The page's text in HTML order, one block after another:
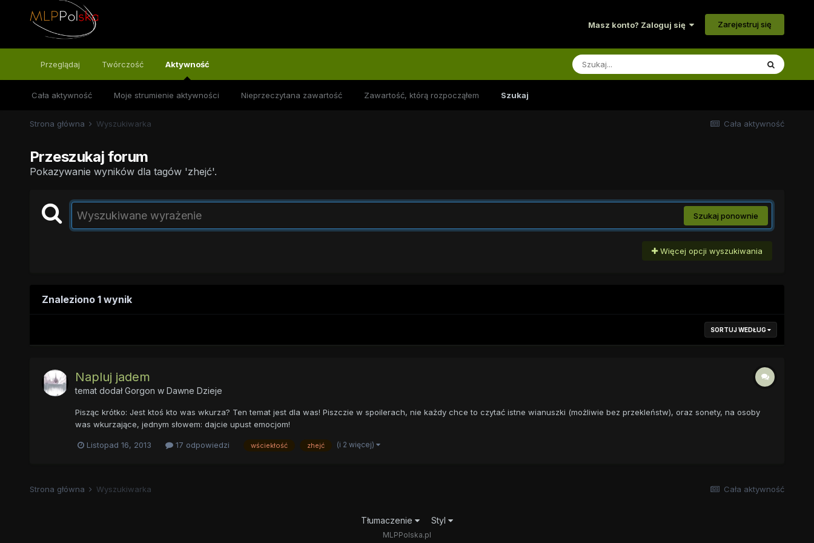
Masz konto? Zaloguj się Zarejestruj się
Przeglądaj Twórczość Aktywność
Cała aktywność Moje strumienie aktywności Nieprzeczytana zawartość Zawartość, którą rozpocząłem Szukaj
Cała aktywność
Strona główna Wyszukiwarka
Przeszukaj forum
Pokazywanie wyników dla tagów 'zhejć'.
Szukaj ponownie
Więcej opcji wyszukiwania
Znaleziono 1 wynik
SORTUJ WEDŁUG
Napluj jadem
temat dodałGorgon w Dawne Dzieje
Pisząc krótko: Jest ktoś kto was wkurza? Ten temat jest dla was! Piszczie w spoilerach, nie każdy chce to czytać istne wianuszki (możliwie bez przekleństw), oraz sonety, na osoby
was wkurzające, jednym słowem: dajcie upust emocjom!
Listopad 16, 2013 17 odpowiedzi wściekłość zhejć (i 2 więcej)
Cała aktywność
Strona główna Wyszukiwarka
Tłumaczenie Styl
MLPPolska.pl